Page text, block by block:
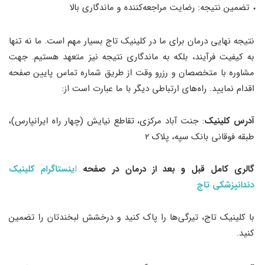
تضمین نتیجه: رضایت مراجعه‌کننده و ماندگاری بالا
نتیجه نهایی درمان برای ما در کلینیک تاج بسیار مهم است. ما نه تنها
به کیفیت فرآیند، بلکه به ماندگاری نتیجه نیز متعهد هستیم. جهت
مشاوره با متخصصان و رزرو وقت از طریق شماره تماس پایین صفحه
اقدام نمایید. راه‌های ارتباطی دیگر با ما عبارت است از:
آدرس کلینیک: جنت آباد مرکزی، تقاطع نیایش (چهار راه ایرانپارس)،
طبقه فوقانی بانک سپه، پلاک ۲
گالری کامل قبل و بعد از درمان در صفحه اینستاگرام کلینیک
دندانپزشکی تاج
با کلینیک تاج، تیرگی‌ها را پاک کنید و درخشش لبخندتان را تضمین
کنید.